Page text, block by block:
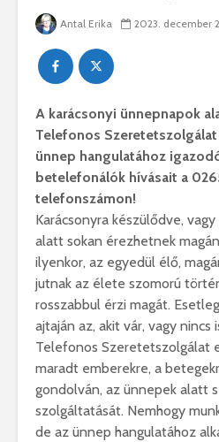
Antal Erika 2023. december
A karácsonyi ünnepnapok
Telefonos
ünnep hangulatához
betelefonálók hívásait a
telefonszámon!
Karácsonyra készülődve,
alatt sokan érezhetnek
ilyenkor, az egyedül élő,
jutnak az élete szomorú
rosszabbul érzi magát.
ajtaján az, akit vár, vagy nincs
Telefonos Szeretetszolgálat
maradt emberekre, a
gondolván, az ünnepek alatt
szolgáltatását. Nemhogy
de az ünnep hangulatához